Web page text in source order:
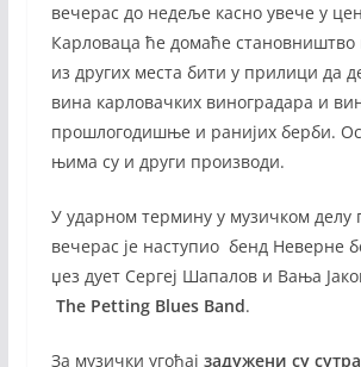
вечерас до недеље касно увече у
Карловаца ће домаће становништво
из других места бити у прилици да
вина карловачких виноградара и
прошлогодишње и ранијих берби.
њима су и други производи.
У ударном термину у музичком делу
вечерас је наступио бенд Неверне
џез дует Сергеј Шапалов и Вања
The Petting Blues Band.
За музички угођај задужени су